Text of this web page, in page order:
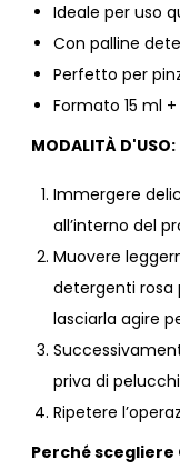
Ideale per uso
Con palline
Perfetto per
Formato 15 ml
MODALITÀ D'USO:
Immergere
all’interno del
Muovere
detergenti rosa
lasciarla agire
priva di
Ripetere
Perché scegliere